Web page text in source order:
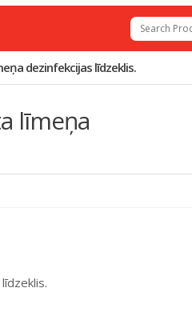
dezinfekcijas līdzeklis.
līmeņa